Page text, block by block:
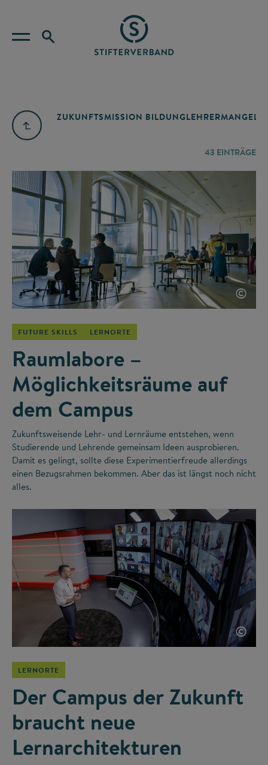
ZUKUNFTSMISSION BILDUNGLEHRERMANGEL
43 EINTRÄGE
©
FUTURE SKILLS LERNORTE
Raumlabore –
Möglichkeitsräume auf
dem Campus
Zukunftsweisende Lehr- und Lernräume entstehen, wenn
Studierende und Lehrende gemeinsam Ideen ausprobieren.
Damit es gelingt, sollte diese Experimentierfreude allerdings
einen Bezugsrahmen bekommen. Aber das ist längst noch nicht
alles.
©
LERNORTE
Der Campus der Zukunft
braucht neue
Lernarchitekturen